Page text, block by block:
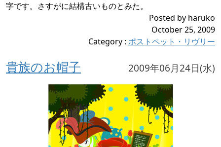
字です。さすがに結構古いものとみた。
Posted by haruko
October 25, 2009
Category : ポストペット・リヴリー
貴族のお帽子 2009年06月24日(水)